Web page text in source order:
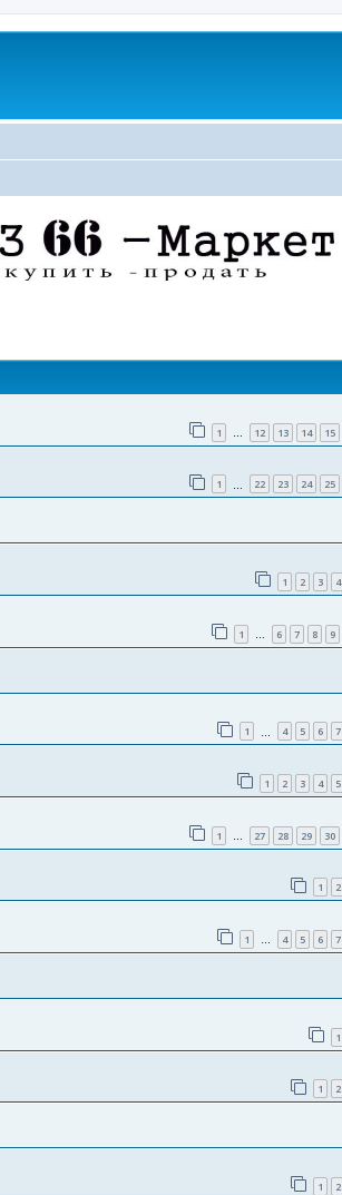
1 … 12 13 14 15
1 22 23 24 25
1 2 3 4
1 … 6 7 8 9
1 4 5 6 7
1 2 3 4 5
1 … 27 28 29 30
1 2
1 … 4 5 6 7
1
1 2
1 2